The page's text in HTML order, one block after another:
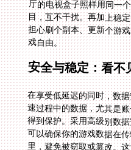
戏自由。
安全与稳定：看不
在享受低延迟的同时，数
速过程中的数据，尤其是
得到保护。采用高级别数
可以确保你的游戏数据在
里，避免被窃取或篡改。
供了坚实后盾。另一方面
情。独享的100M带宽和
包优先通行，即便在同一